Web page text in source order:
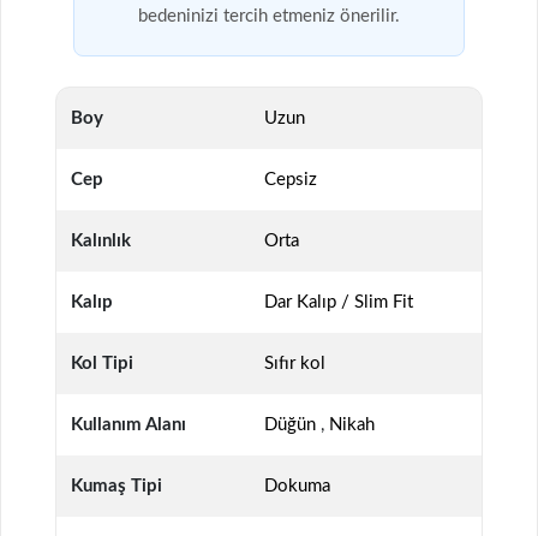
bedeninizi tercih etmeniz önerilir.
Boy Uzun
Cep Cepsiz
Kalınlık Orta
Kalıp Dar Kalıp / Slim Fit
Kol Tipi Sıfır kol
Kullanım Alanı Düğün , Nikah
Kumaş Tipi Dokuma